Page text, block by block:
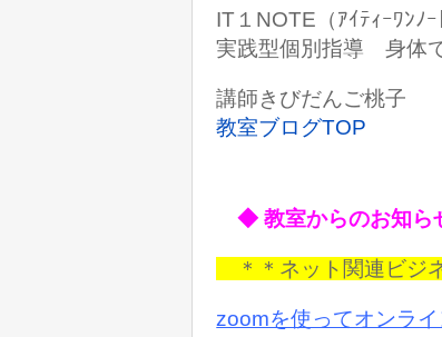
IT１NOTE（ｱｲﾃｨｰﾜﾝ
実践型個別指導 身体
講師きびだんご桃子
教室ブログTOP
◆ 教室からのお知
＊＊ネット関連ビジ
zoomを使ってオンライ